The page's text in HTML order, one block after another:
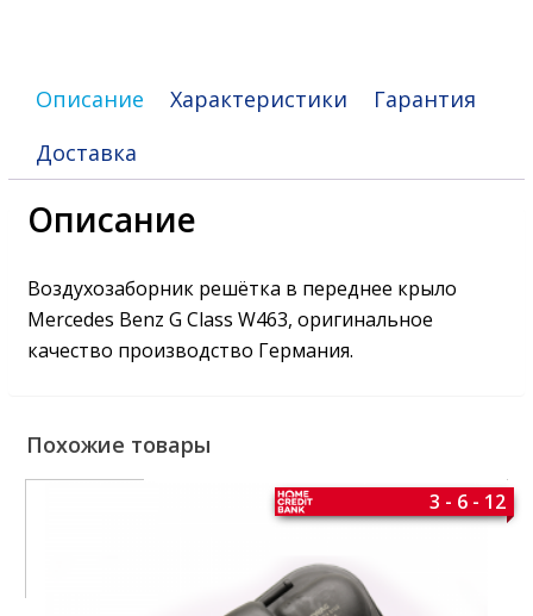
Описание Характеристики
Гарантия
Доставка
Описание
Воздухозаборник решётка в переднее крыло
Mercedes Benz G Class W463, оригинальное
качество производство Германия.
Похожие товары
3 - 6 - 12